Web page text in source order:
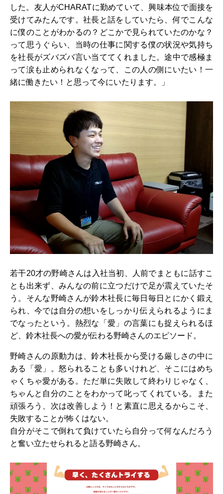
した。友人がCHARATに勤めていて、興味本位で面接を
受けてみたんです。社長と話をしていたら、何でこんな
に僕のことがわかるの？どこかで見られていたのかな？
って思うぐらい、当時の仕事に関する僕の状況や気持ち
を社長がズバズバ言い当ててくれました。途中で感極ま
って涙も止められなくなって、この人の側にいたい！一
緒に働きたい！と思って今にいたります。」
若干20才の野崎さんは入社当初、人前でまともに話すこ
とも出来ず、みんなの前に立つだけで足が震えていたそ
う。そんな野崎さんが鈴木社長に毎日毎日とにかく鍛え
られ、今では自分の想いをしっかり伝えられるようにま
でなったという。熱烈な「愛」の言葉にも捉えられるほ
ど、鈴木社長への愛が伝わる野崎さんのエピソード。
野崎さんの原動力は、鈴木社長から受ける厳しさの中に
ある「愛」。怒られることも多いけれど、そこにはめち
ゃくちゃ愛がある。ただ単に失敗して終わりじゃなく、
ちゃんと自分のことをわかって叱ってくれている。また
頑張ろう、次は改善しよう！と素直に思えるからこそ、
失敗することが怖くはない。
自分がそこで倒れて負けていたら自分って何なんだろう
と奮い立たせられると語る野崎さん。